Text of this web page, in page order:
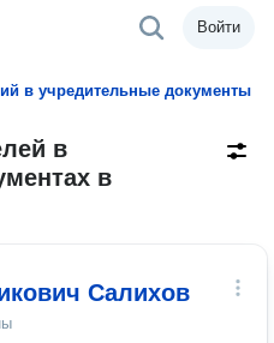
Войти
в учредительные документы
в
в
Салихов